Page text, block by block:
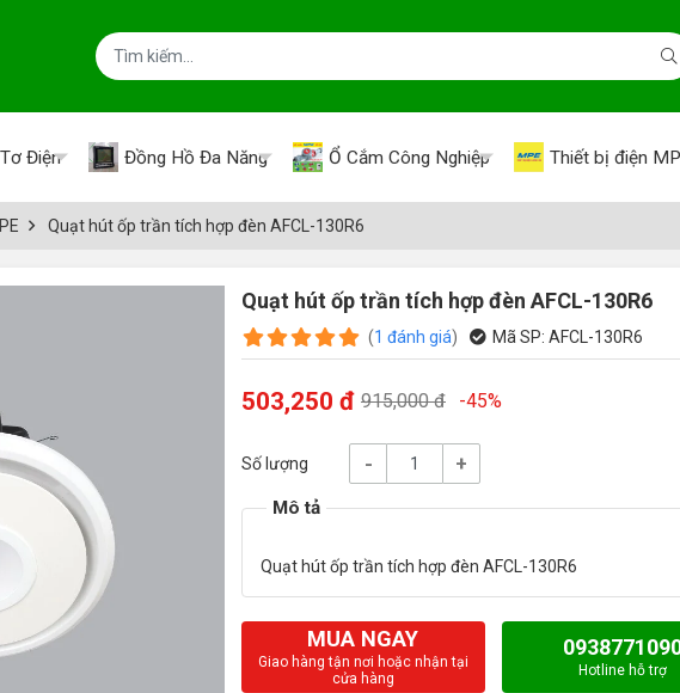
Điện Đồng Hồ Đa Năng Ổ Cắm Công Nghiệp Thiết bị điện
Quạt hút ốp trần tích hợp đèn AFCL-130R6
Quạt hút ốp trần tích hợp đèn AFCL-130R6
(1 đánh giá) Mã SP: AFCL-130R6
503,250 đ 915,000 đ -45%
Số lượng - +
MUA NGAY
Giao hàng tận nơi hoặc nhận tại
cửa hàng
Hotline hỗ trợ